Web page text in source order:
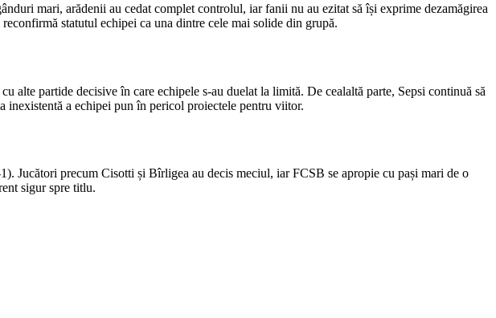
mari, arădenii au cedat complet controlul, iar fanii nu au ezitat să își exprime dezamăgirea
statutul echipei ca una dintre cele mai solide din grupă.
partide decisive în care echipele s-au duelat la limită. De cealaltă parte, Sepsi continuă să
inexistentă a echipei pun în pericol proiectele pentru viitor.
Jucători precum Cisotti și Bîrligea au decis meciul, iar FCSB se apropie cu pași mari de o
sigur spre titlu.